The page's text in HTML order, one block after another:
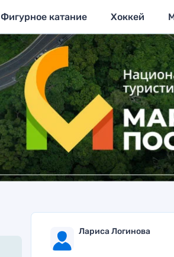
Фигурное катание Хоккей
Лариса Логинова